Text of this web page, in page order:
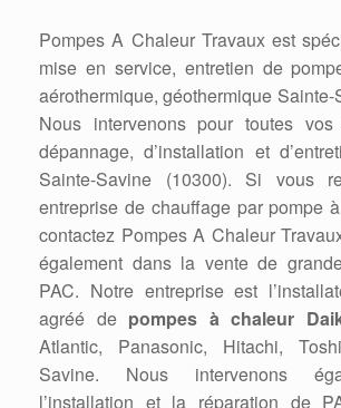
Pompes A Chaleur Travaux est
mise en service, entretien de
aérothermique, géothermique Sainte-
Nous intervenons pour toutes
dépannage, d’installation et
Sainte-Savine (10300). Si vous
entreprise de chauffage par pompe
contactez Pompes A Chaleur
également dans la vente de
PAC. Notre entreprise est
agréé de pompes à chaleur
Atlantic, Panasonic, Hitachi,
Savine. Nous intervenons
l’installation et la réparation de